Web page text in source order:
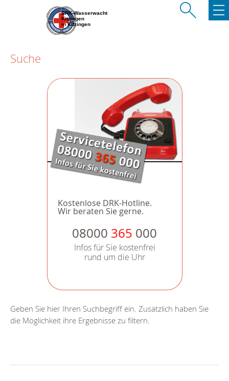
BRK-Wasserwacht
Kitzingen
in Kitzingen
Suche
Kostenlose DRK-Hotline.
Wir beraten Sie gerne.
08000 365 000
Infos für Sie kostenfrei
rund um die Uhr
Geben Sie hier Ihren Suchbegriff ein. Zusätzlich haben Sie
die Möglichkeit ihre Ergebnisse zu filtern.